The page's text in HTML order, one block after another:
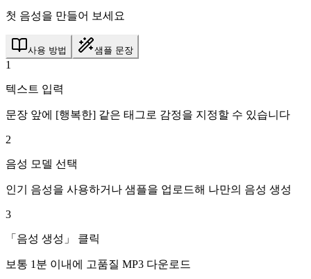
첫 음성을 만들어 보세요
사용 방법 샘플 문장
1
텍스트 입력
문장 앞에 [행복한] 같은 태그로 감정을 지정할 수 있습니다
2
음성 모델 선택
인기 음성을 사용하거나 샘플을 업로드해 나만의 음성 생성
3
「음성 생성」 클릭
보통 1분 이내에 고품질 MP3 다운로드